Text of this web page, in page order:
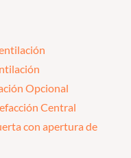
Opcional
Central
con apertura de